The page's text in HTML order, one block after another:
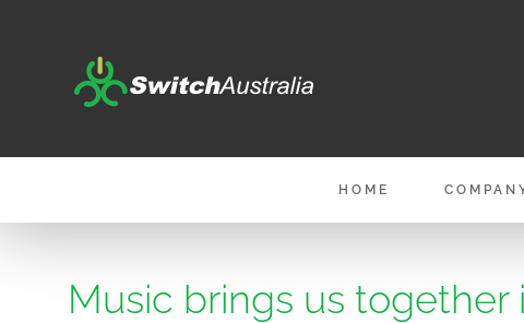
HOME
Music brings us together